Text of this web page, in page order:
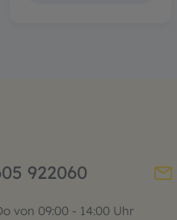
922060
von 09:00 - 14:00 Uhr